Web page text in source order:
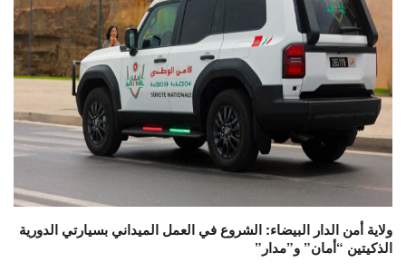
ولاية أمن الدار البيضاء: الشروع في العمل الميداني بسيارتي الدورية
الذكيتين “أمان” و”مدار”